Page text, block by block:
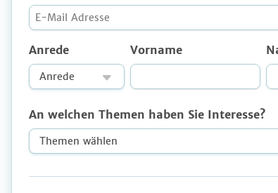
Anrede Vorname
An welchen Themen haben Sie Interesse?